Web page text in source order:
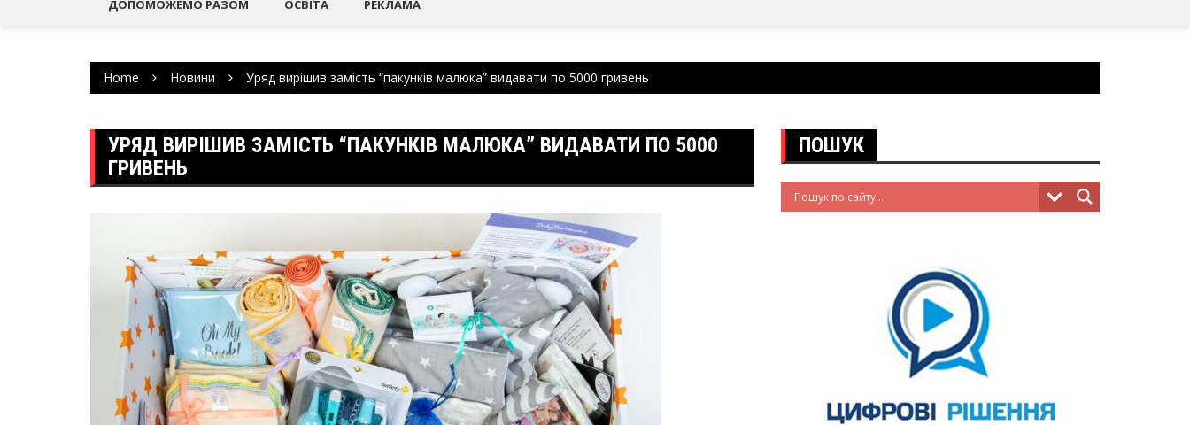
ДОПОМОЖЕМО РАЗОМ ОСВІТА РЕКЛАМА
Home Новини Уряд вирішив замість “пакунків малюка” видавати по 5000 гривень
УРЯД ВИРІШИВ ЗАМІСТЬ “ПАКУНКІВ МАЛЮКА” ВИДАВАТИ ПО 5000
ГРИВЕНЬ
ПОШУК